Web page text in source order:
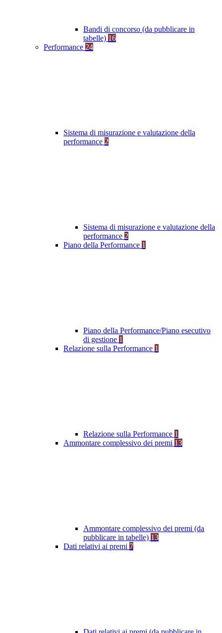
Bandi di concorso (da pubblicare in
tabelle) 16
Performance 24
Sistema di misurazione e valutazione della
performance 2
Sistema di misurazione e valutazione della
performance 2
Piano della Performance 1
Piano della Performance/Piano esecutivo
di gestione 1
Relazione sulla Performance 1
Relazione sulla Performance 1
Ammontare complessivo dei premi 13
Ammontare complessivo dei premi (da
pubblicare in tabelle) 13
Dati relativi ai premi 7